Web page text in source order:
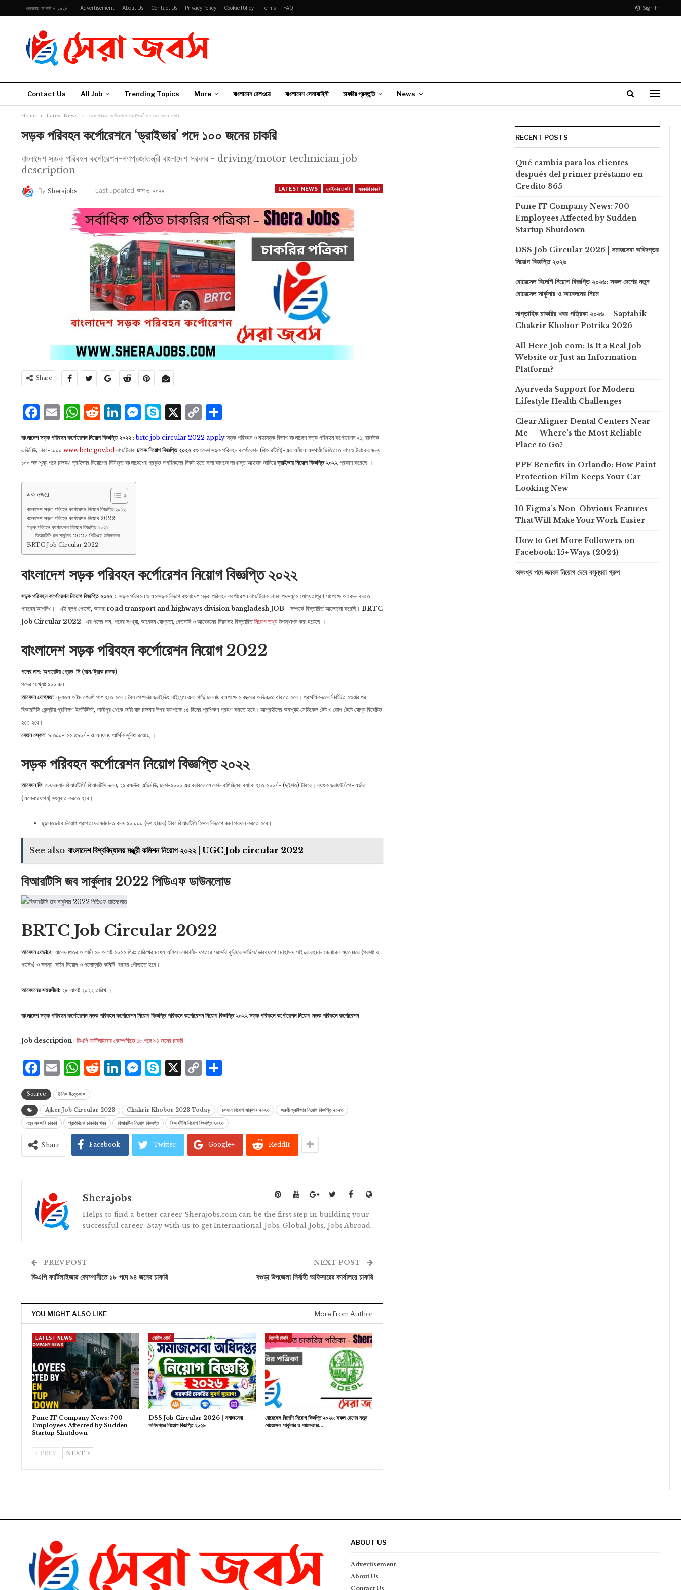
Sign In
শুক্রবার, আগস্ট ৭, ২০২৬ Advertisement About Us Contact Us Privacy Policy Cookie Policy Terms FAQ
Contact Us All Job Trending Topics More বাংলাদেশ রেলওয়ে বাংলাদেশ সেনাবাহিনী চাকরির প্রস্তুতি News
Home Latest News সড়ক পরিবহন কর্পোরেশনে ‘ড্রাইভার’ পদে ১০০ জনের চাকরি
সড়ক পরিবহন কর্পোরেশনে ‘ড্রাইভার’ পদে ১০০ জনের চাকরি
বাংলাদেশ সড়ক পরিবহন কর্পোরেশন-গণপ্রজাতন্ত্রী বাংলাদেশ সরকার - driving/motor technician job
description
LATEST NEWS ড্রাইভার চাকরি সরকারি চাকরি
By Sherajobs Last updated আগ ৬, ২০২২
Share
Facebook
Email
WhatsApp
Reddit
LinkedIn
Messenger
Skype
X Copy
বাংলাদেশ সড়ক পরিবহন কর্পোরেশন নিয়োগ বিজ্ঞপ্তি ২০২২ : brtc job circular 2022 apply সড়ক পরিবহন ও মহাসড়ক বিভাগ বাংলাদেশ সড়ক পরিবহন কর্পোরেশন ২১, রাজউক
এভিনিউ, ঢাকা-১০০০ www.brtc.gov.bd বাস/ট্রাক চালক নিয়ােগ বিজ্ঞপ্তি ২০২২ বাংলাদেশ সড়ক পরিবহন কর্পোরেশন (বিআরটিসি)-এর অধীনে অস্থায়ী ভিত্তিতে বাস ও ট্রাকের জন্য
১০০ জন শূন্য পদে চালক/ ড্রাইভার নিয়ােগের নিমিত্ত বাংলাদেশের প্রকৃত নাগরিকদের নিকট হতে সাদা কাগজে দরখাস্ত আহবান জানিয়েড্রাইভার নিয়োগ বিজ্ঞপ্তি ২০২২ প্রকাশ করেছে ।
এক নজরে
বাংলাদেশ সড়ক পরিবহন কর্পোরেশন নিয়োগ বিজ্ঞপ্তি ২০২২
বাংলাদেশ সড়ক পরিবহন কর্পোরেশন নিয়োগ 2022
সড়ক পরিবহন কর্পোরেশন নিয়োগ বিজ্ঞপ্তি ২০২২
বিআরটিসি জব সার্কুলার 2022 পিডিএফ ডাউনলোড
BRTC Job Circular 2022
বাংলাদেশ সড়ক পরিবহন কর্পোরেশন নিয়োগ বিজ্ঞপ্তি ২০২২
সড়ক পরিবহন কর্পোরেশন নিয়োগ বিজ্ঞপ্তি ২০২২ : সড়ক পরিবহন ও মহাসড়ক বিভাগ বাংলাদেশ সড়ক পরিবহন কর্পোরেশন বাস/ট্রাক চালক পদসমূহে যোগ্যতাপূরণ সাপেক্ষে আবেদন করতে
পারবেন আপনিও। এই ব্লগ পোস্টে, আমরাroad transport and highways division bangladesh JOB -সম্পর্কে বিস্তারিত আলোচনা করেছি। BRTC
Job Circular 2022 -এর পদের নাম, পদের সংখ্যা, আবেদন যোগ্যতা, বেতনাদি ও আবেদনের নিয়মসহ বিস্তারিত নিয়োগ তথ্যউপস্থাপন করা হয়েছে ।
বাংলাদেশ সড়ক পরিবহন কর্পোরেশন নিয়োগ 2022
পদের নাম: অপারেটর গ্রেড-সি (বাস/ট্রাক চালক)
পদের সংখ্যা: ১০০ জন
আবেদন যোগ্যতা: নূন্যতম অষ্টম শ্রেণি পাশ হতে হবে। বৈধ পেশাদার ড্রাইভিং লাইসেন্স এবং গাড়ি চালনায় কমপক্ষে ২ বছরের অভিজ্ঞতা থাকতে হবে। প্রাথমিকভাবে নির্বাচিত হওয়ার পর
বিআরটিসি কেন্দ্রীয় প্রশিক্ষণ ইনষ্টিটিউট, গাজীপুর থেকে ভারী যান চালনার উপর কমপক্ষে ১৫ দিনের প্রশিক্ষণ গ্রহণ করতে হবে। আগ্রহীদের অবশ্যই মেডিকেল টেষ্ট ও ডােপ টেষ্টে যােগ্য বিবেচিত
হতে হবে।
বেতন স্কেল: ৯,৩০০- ২২,৪৯০/- ও অন্যান্য আর্থিক সুবিধা রয়েছে ।
সড়ক পরিবহন কর্পোরেশন নিয়োগ বিজ্ঞপ্তি ২০২২
আবেদন ফি: চেয়ারম্যান বিআরটিসি’ বিআরটিসি ভবন, ২১ রাজউক এভিনিউ, ঢাকা-১০০০ এর বরাবরে যে কোন বাণিজ্যিক ব্যাংক হতে ২০০/- (দুইশত) টাকার। ব্যাংক ড্রাফট/পে-অর্ডার
(অফেরৎযােগ্য) সংযুক্ত করতে হবে।
চূড়ান্তভাবে নিয়ােগ প্রাপ্তদের জামানত বাবদ ১০,০০০ (দশ হাজার) টাকা বিআরটিসি হিসাব বিভাগে জমা প্রদান করতে হবে।
See also বাংলাদেশ বিশ্ববিদ্যালয় মঞ্জুরী কমিশন নিয়োগ ২০২২ | UGC Job circular 2022
বিআরটিসি জব সার্কুলার 2022 পিডিএফ ডাউনলোড
BRTC Job Circular 2022
আবেদন যেভাবে: আবেদনপত্র আগামী ২৮ আগষ্ট ২০২২ খ্রিঃ তারিখের মধ্যে অফিস চলাকালীন দপ্তরে সরাসরি কুরিয়ার সার্ভিস/ডাকযােগে মােহাম্মদ সাইদুর রহমান জেনারেল ম্যানেজার (প্রশাঃ ও
পার্সোঃ) ও সদস্য-সচিব নিয়ােগ ও পদোন্নতি কমিটি বরাবর পৌছাতে হবে।
আবেদনের সময়সীমা: ২৮ আগষ্ট ২০২২ তারিখ ।
বাংলাদেশ সড়ক পরিবহন কর্পোরেশন সড়ক পরিবহন কর্পোরেশন নিয়োগ বিজ্ঞপ্তি পরিবহন কর্পোরেশন নিয়োগ বিজ্ঞপ্তি ২০২২ সড়ক পরিবহন কর্পোরেশন নিয়োগ সড়ক পরিবহন কর্পোরেশন
Job description : ডিএপি ফার্টিলাইজার কোম্পানীতে ১৮ পদে ৯৪ জনের চাকরি
Facebook
Email
WhatsApp
Reddit
LinkedIn
Messenger
Skype
X Copy
Source দৈনিক ইত্তেফাক
Ajker Job Circular 2023 Chakrir Khobor 2023 Today চলমান নিয়োগ সার্কুলার ২০২৩
জরুরী ড্রাইভার নিয়োগ বিজ্ঞপ্তি ২০২৩
নতুন সরকারি চাকরি
প্রতিদিনের চাকরির খবর বিআরটিএ নিয়োগ বিজ্ঞপ্তি বিআরটিসি নিয়োগ বিজ্ঞপ্তি ২০২৩
Share Facebook Twitter Google+ ReddIt
Sherajobs
Helps to find a better career Sherajobs.com can be the first step in building your
successful career. Stay with us to get International Jobs, Global Jobs, Jobs Abroad.
PREV POST
ডিএপি ফার্টিলাইজার কোম্পানীতে ১৮ পদে ৯৪ জনের চাকরি
NEXT POST
বগুড়া উপজেলা নির্বাহী অফিসারের কার্যালয়ে চাকরি
YOU MIGHT ALSO LIKE More From Author
LATEST NEWS
Pune IT Company News: 700
Employees Affected by Sudden
Startup Shutdown
নোটিশ বোর্ড
DSS Job Circular 2026 | সমাজসেবা
অধিদপ্তর নিয়োগ বিজ্ঞপ্তি ২০২৬
বিদেশী চাকরি
বোয়েসেল বিদেশি নিয়োগ বিজ্ঞপ্তি ২০২৬: সকল দেশের নতুন
বোয়েসেল সার্কুলার ও আবেদনের…
PREV NEXT
RECENT POSTS
Qué cambia para los clientes
después del primer préstamo en
Credito 365
Pune IT Company News: 700
Employees Affected by Sudden
Startup Shutdown
DSS Job Circular 2026 | সমাজসেবা অধিদপ্তর
নিয়োগ বিজ্ঞপ্তি ২০২৬
বোয়েসেল বিদেশি নিয়োগ বিজ্ঞপ্তি ২০২৬: সকল দেশের নতুন
বোয়েসেল সার্কুলার ও আবেদনের নিয়ম
সাপ্তাহিক চাকরির খবর পত্রিকা ২০২৬ – Saptahik
Chakrir Khobor Potrika 2026
All Here Job com: Is It a Real Job
Website or Just an Information
Platform?
Ayurveda Support for Modern
Lifestyle Health Challenges
Clear Aligner Dental Centers Near
Me — Where’s the Most Reliable
Place to Go?
PPF Benefits in Orlando: How Paint
Protection Film Keeps Your Car
Looking New
10 Figma’s Non-Obvious Features
That Will Make Your Work Easier
How to Get More Followers on
Facebook: 15+ Ways (2024)
অসংখ্য পদে জনবল নিয়োগ দেবে বসুন্ধরা গ্রুপ
ABOUT US
Advertisement
About Us
Contact Us